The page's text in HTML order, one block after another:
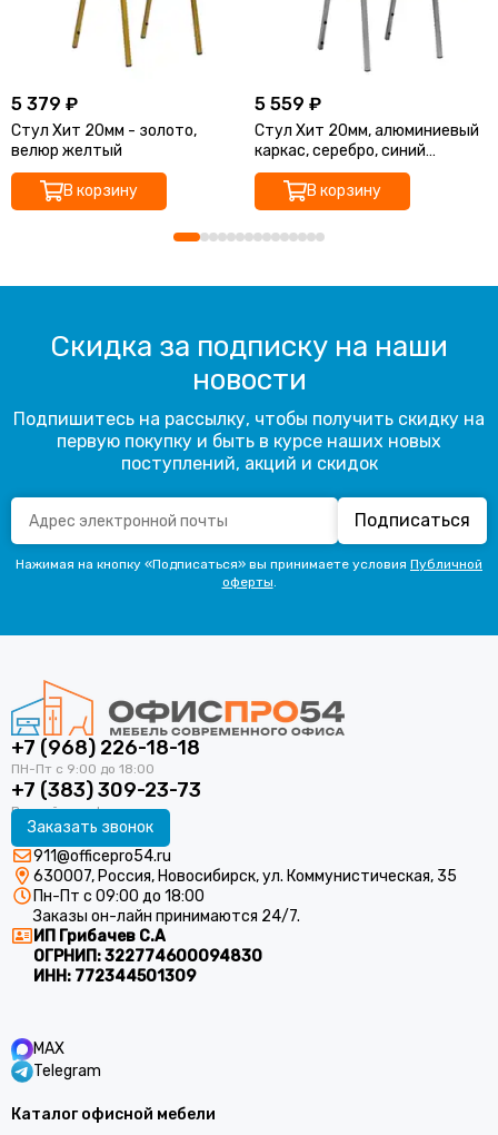
5 379 ₽
Стул Хит 20мм - золото,
велюр желтый
В корзину
5 559 ₽
Стул Хит 20мм, алюминиевый
каркас, серебро, синий
жаккард
В корзину
Скидка за подписку на наши
новости
Подпишитесь на рассылку, чтобы получить скидку на
первую покупку и быть в курсе наших новых
поступлений, акций и скидок
Подписаться
Нажимая на кнопку «Подписаться» вы принимаете условия Публичной
оферты.
+7 (968) 226-18-18
+7 (383) 309-23-73
Заказать звонок
911@officepro54.ru
630007, Россия, Новосибирск, ул. Коммунистическая, 35
Пн-Пт с 09:00 до 18:00
Заказы он-лайн принимаются 24/7.
ИП Грибачев С.А
ОГРНИП:322774600094830
ИНН: 772344501309
MAX
Telegram
Каталог офисной мебели